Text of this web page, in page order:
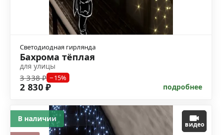
Светодиодная гирлянда
Бахрома тёплая
для улицы
3 338 ₽ −15%
2 830 ₽ подробнее
видео
В наличии